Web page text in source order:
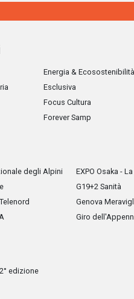
Energia & Ecosostenibilità
Esclusiva
Focus Cultura
Forever Samp
degli Alpini
EXPO Osaka -
G19+2 Sanità
Genova
Giro
edizione